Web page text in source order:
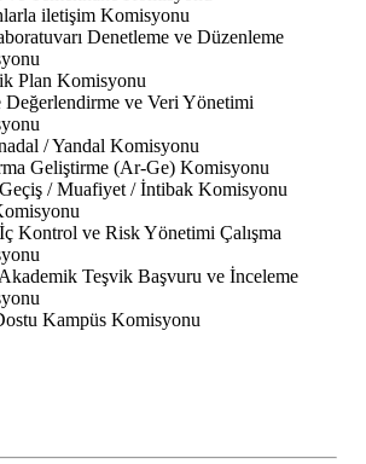
iletişim Komisyonu
Denetleme ve Düzenleme
Plan Komisyonu
Değerlendirme ve Veri Yönetimi
/ Yandal Komisyonu
Geliştirme (Ar-Ge) Komisyonu
/ Muafiyet / İntibak Komisyonu
Kontrol ve Risk Yönetimi Çalışma
Teşvik Başvuru ve İnceleme
Kampüs Komisyonu